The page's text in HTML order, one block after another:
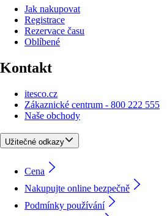
Jak nakupovat
Registrace
Rezervace času
Oblíbené
Kontakt
itesco.cz
Zákaznické centrum - 800 222 555
Naše obchody
Užitečné odkazy
Cena
Nakupujte online bezpečně
Podmínky používání